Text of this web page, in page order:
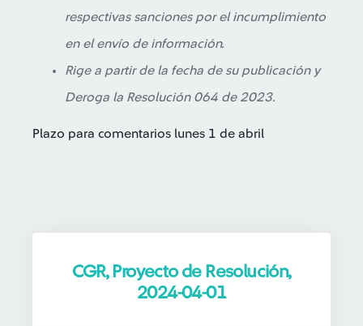
respectivas sanciones por el incumplimiento
en el envío de información.
Rige a partir de la fecha de su publicación y
Deroga la Resolución 064 de 2023.
Plazo para comentarios lunes 1 de abril
CGR, Proyecto de Resolución,
2024-04-01